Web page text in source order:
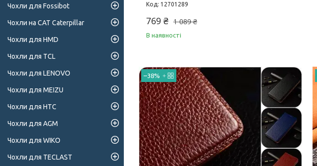
12701289
1 089 ₴
769 ₴
В наявності
–38%
Чохли для Fossibot
Чохли на CAT Caterpillar
Чохли для HMD
Чохли для TCL
Чохли для LENOVO
Чохли для MEIZU
Чохли для HTC
Чохли для AGM
Чохли для WIKO
Чохли для TECLAST